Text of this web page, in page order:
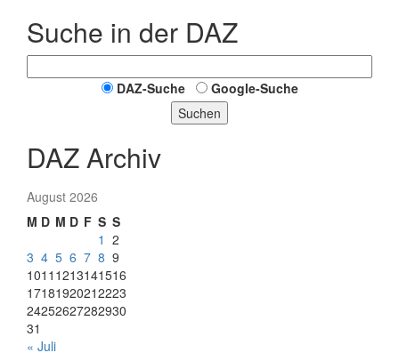
Suche in der DAZ
DAZ-Suche
Google-Suche
Suchen
DAZ Archiv
August 2026
M D M D F S S
1 2
3 4 5 6 7 8 9
1011 1213141516
17181920212223
24252627282930
31
« Juli